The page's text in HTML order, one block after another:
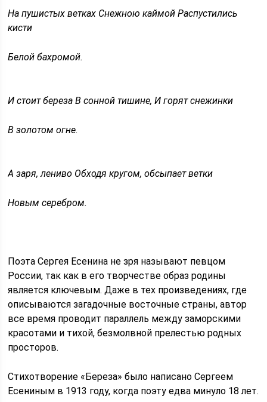
На пушистых ветках Снежною каймой Распустились
кисти
Белой бахромой.
И стоит береза В сонной тишине, И горят снежинки
В золотом огне.
А заря, лениво Обходя кругом, обсыпает ветки
Новым серебром.
Поэта Сергея Есенина не зря называют певцом
России, так как в его творчестве образ родины
является ключевым. Даже в тех произведениях, где
описываются загадочные восточные страны, автор
все время проводит параллель между заморскими
красотами и тихой, безмолвной прелестью родных
просторов.
Стихотворение «Береза» было написано Сергеем
Есениным в 1913 году, когда поэту едва минуло 18 лет.